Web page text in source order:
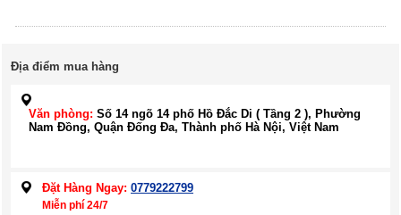
Địa điểm mua hàng
Văn phòng: Số 14 ngõ 14 phố Hồ Đắc Di ( Tầng 2 ), Phường
Nam Đồng, Quận Đống Đa, Thành phố Hà Nội, Việt Nam
Đặt Hàng Ngay: 0779222799
Miễn phí 24/7